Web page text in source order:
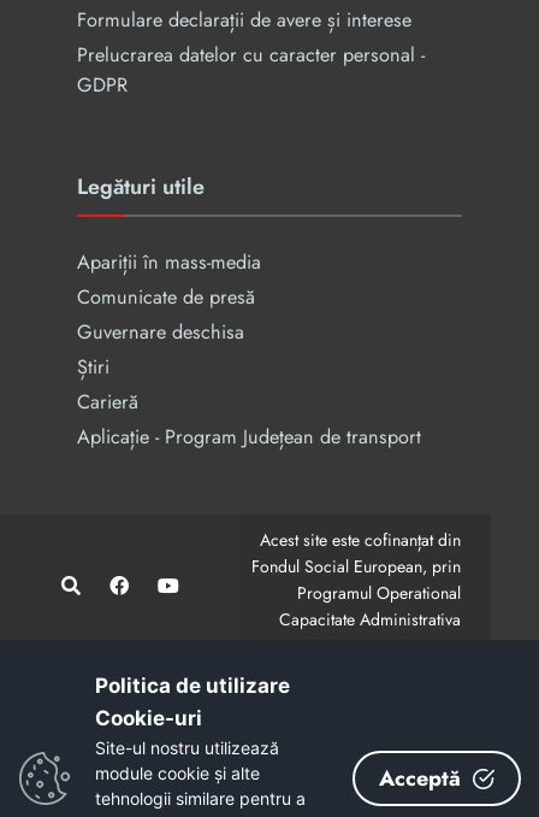
Formulare declarații de avere și interese
Prelucrarea datelor cu caracter personal -
GDPR
Legături utile
Apariții în mass-media
Comunicate de presă
Guvernare deschisa
Știri
Carieră
Aplicație - Program Județean de transport
Acest site este cofinanțat din
Fondul Social European, prin
Programul Operational
Capacitate Administrativa
CodMySmis/Sipoca: 128880/652;
Conținutul acestui site web nu reprezintă în mod
obligatoriu poziția oficială a Uniunii Europene.
Întreaga responsabilitate asupra corectitudinii și
coerenței informațiilor prezentate revine inițiatorilor site-
Politica de utilizare
Cookie-uri‎
Site-ul nostru utilizează
module cookie și alte
tehnologii similare pentru a
Acceptă